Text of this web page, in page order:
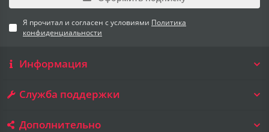
Я прочитал и согласен с условиями Политика
конфиденциальности
Информация
Служба поддержки
Дополнительно